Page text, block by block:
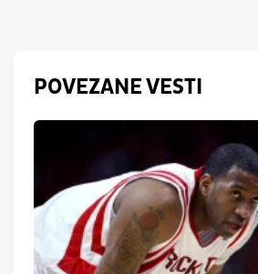
POVEZANE VESTI